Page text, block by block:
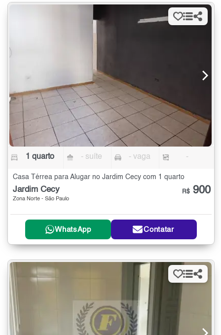
1 quarto - suíte - vaga -
Casa Térrea para Alugar no Jardim Cecy com 1 quarto
Jardim Cecy
Zona Norte - São Paulo
R$ 900
WhatsApp Contatar